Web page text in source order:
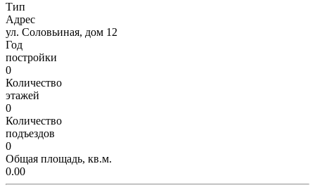
Тип
Адрес
ул. Соловьиная, дом 12
Год
постройки
0
Количество
этажей
0
Количество
подъездов
0
Общая площадь, кв.м.
0.00